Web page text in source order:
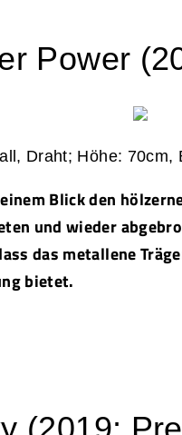
Power
Draht; Höhe: 70cm,
Blick den
und wieder
das metallene
bietet.